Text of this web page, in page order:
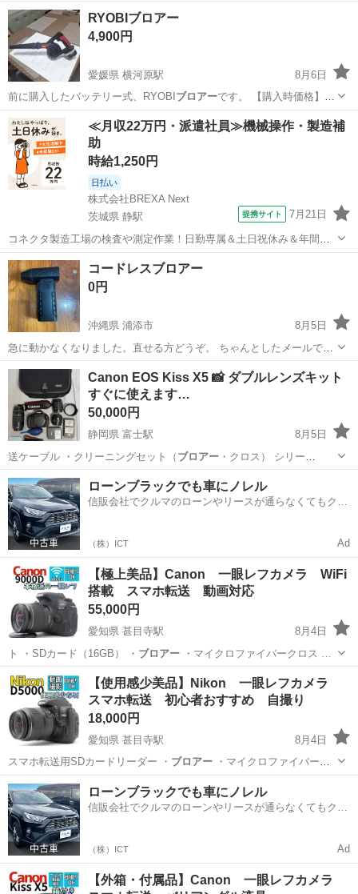
RYOBIブロアー
4,900円
愛媛県 横河原駅
8月6日
前に購入したバッテリー式、RYOBI ブロアーです。 【購入時価格】
25000円ぐ…
愛媛 東温市 横河原駅 家電
≪月収22万円・派遣社員≫機械操作・製造補
助
時給1,250円
日払い
株式会社BREXA Next
茨城県 静駅
提携サイト 7月21日
コネクタ製造工場の検査や測定作業！日勤専属＆土日祝休み＆年間休
日128日★クリーンルーム内作業★マイカー通勤OK＆無料駐車場あり
★就業先食堂利用可！日払い制度あり！《茨城県常陸大宮市》 人気の
工場のお仕事 ◇コネクタ製造工...
茨城 常陸大宮市
コードレスブロアー
0円
沖縄県 浦添市
8月5日
急に動かなくなりました。直せる方どうぞ。 ちゃんとしたメールでお
願いします。 タイプC充電。
沖縄 浦添市
Canon EOS Kiss X5 📸 ダブルレンズキット
すぐに使えます…
50,000円
静岡県 富士駅
8月5日
送ケーブル ・クリーニングセット（ ブロアー・クロス） シリー
ズ...EOS…
静岡 富士市 富士駅 カメラ
ローンブラックでも車にノレル
信販会社でクルマのローンやリースが通らなくてもクル
（株）ICT Ad
【極上美品】Canon 一眼レフカメラ WiFi
搭載 スマホ転送 動画対応
55,000円
愛知県 甚目寺駅
8月4日
ト ・SDカード（16GB） ・ ブロアー
愛知 あま市 甚目寺駅 カメラ
【使用感少美品】Nikon 一眼レフカメラ
スマホ転送 初心者おすすめ 自撮り
18,000円
愛知県 甚目寺駅
8月4日
スマホ転送用SDカードリーダー ・ ブロアー・マイクロファイバーク
ロス …
愛知 あま市 甚目寺駅 カメラ
ローンブラックでも車にノレル
信販会社でクルマのローンやリースが通らなくてもクル
（株）ICT Ad
【外箱・付属品】Canon 一眼レフカメラ